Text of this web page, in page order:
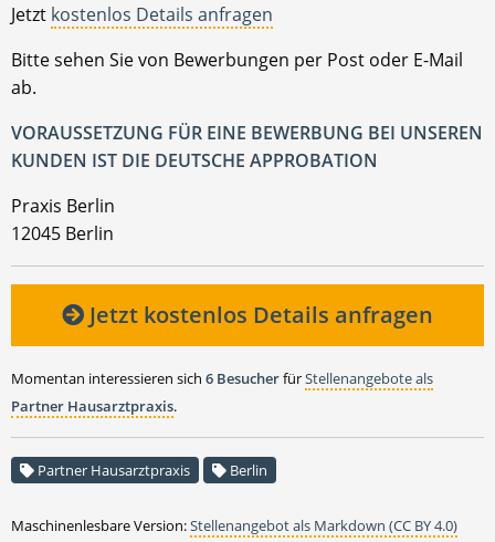
Jetzt kostenlos Details anfragen
Bitte sehen Sie von Bewerbungen per Post oder E-Mail
ab.
VORAUSSETZUNG FÜR EINE BEWERBUNG BEI UNSEREN
KUNDEN IST DIE DEUTSCHE APPROBATION
Praxis Berlin
12045 Berlin
Jetzt kostenlos Details anfragen
Momentan interessieren sich 6 BesucherfürStellenangebote als
Partner Hausarztpraxis.
Partner Hausarztpraxis Berlin
Maschinenlesbare Version:Stellenangebot als Markdown (CC BY 4.0)